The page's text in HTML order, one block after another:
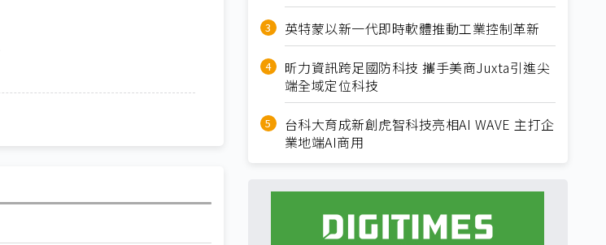
英特蒙以新一代即時軟體推動工業控制革新
昕力資訊跨足國防科技 攜手美商Juxta引進尖
端全域定位科技
台科大育成新創虎智科技亮相AI WAVE 主打企
業地端AI商用